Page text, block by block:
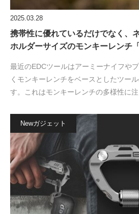
2025.03.28
携帯性に優れているだけでなく、
ホルダーサイズのモンキーレンチ
最近のEDCツールはアーミーナイフや
くモンキーレンチをベースとしたツー
す。これはモンキーレンチの多様性に
Newガジェット